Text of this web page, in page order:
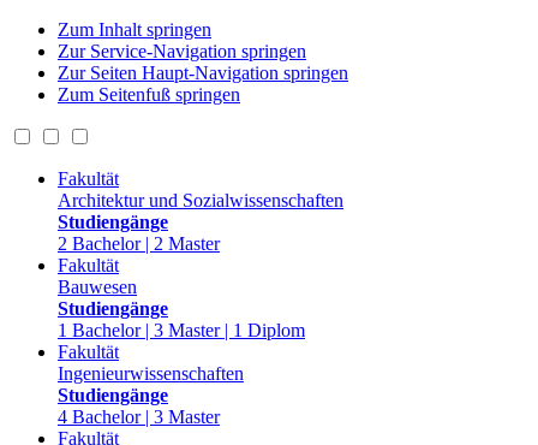
Zum Inhalt springen
Zur Service-Navigation springen
Zur Seiten Haupt-Navigation springen
Zum Seitenfuß springen
Fakultät
Architektur und Sozialwissenschaften
Studiengänge
2 Bachelor | 2 Master
Fakultät
Bauwesen
Studiengänge
1 Bachelor | 3 Master | 1 Diplom
Fakultät
Ingenieurwissenschaften
Studiengänge
4 Bachelor | 3 Master
Fakultät